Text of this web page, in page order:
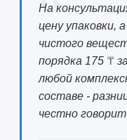
На
цену упаковки,
чистого
порядка 175 ₸
любой
составе -
честно